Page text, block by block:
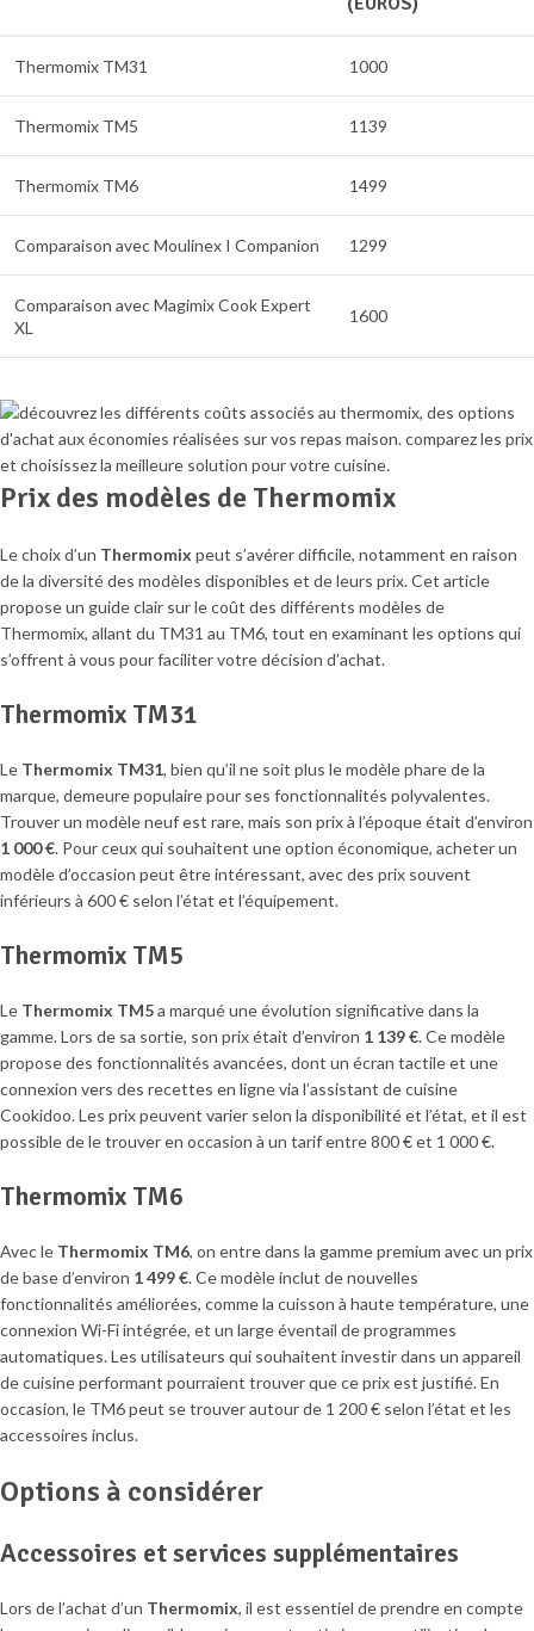
Thermomix TM31 1000
Thermomix TM5 1139
Thermomix TM6 1499
Comparaison avec Moulinex I Companion 1299
Comparaison avec Magimix Cook Expert
XL
1600
Prix des modèles de Thermomix
Le choix d’un Thermomix peut s’avérer difficile, notamment en raison
de la diversité des modèles disponibles et de leurs prix. Cet article
propose un guide clair sur le coût des différents modèles de
Thermomix, allant du TM31 au TM6, tout en examinant les options qui
s’offrent à vous pour faciliter votre décision d’achat.
Thermomix TM31
Le Thermomix TM31, bien qu’il ne soit plus le modèle phare de la
marque, demeure populaire pour ses fonctionnalités polyvalentes.
Trouver un modèle neuf est rare, mais son prix à l’époque était d’environ
1 000 €. Pour ceux qui souhaitent une option économique, acheter un
modèle d’occasion peut être intéressant, avec des prix souvent
inférieurs à 600 € selon l’état et l’équipement.
Thermomix TM5
Le Thermomix TM5a marqué une évolution significative dans la
gamme. Lors de sa sortie, son prix était d’environ 1 139 €. Ce modèle
propose des fonctionnalités avancées, dont un écran tactile et une
connexion vers des recettes en ligne via l’assistant de cuisine
Cookidoo. Les prix peuvent varier selon la disponibilité et l’état, et il est
possible de le trouver en occasion à un tarif entre 800 € et 1 000 €.
Thermomix TM6
Avec le Thermomix TM6, on entre dans la gamme premium avec un prix
de base d’environ 1 499 €. Ce modèle inclut de nouvelles
fonctionnalités améliorées, comme la cuisson à haute température, une
connexion Wi-Fi intégrée, et un large éventail de programmes
automatiques. Les utilisateurs qui souhaitent investir dans un appareil
de cuisine performant pourraient trouver que ce prix est justifié. En
occasion, le TM6 peut se trouver autour de 1 200 € selon l’état et les
accessoires inclus.
Options à considérer
Accessoires et services supplémentaires
Lors de l’achat d’un Thermomix, il est essentiel de prendre en compte